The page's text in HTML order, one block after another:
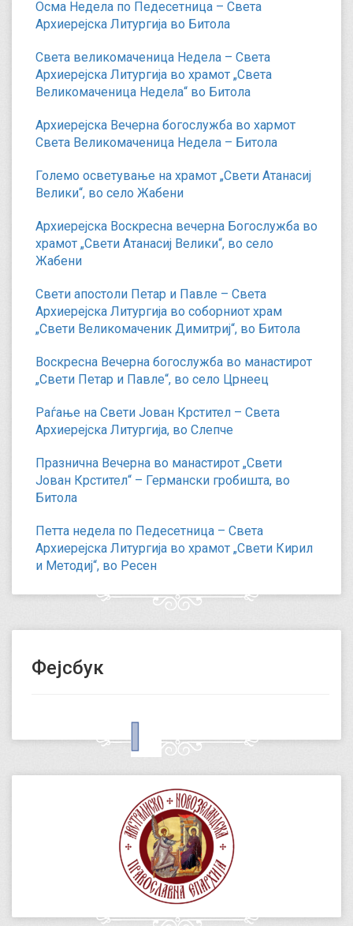
Осма Недела по Педесетница – Света
Архиерејска Литургија во Битола
Света великомаченица Недела – Света
Архиерејска Литургија во храмот „Света
Великомаченица Недела“ во Битола
Архиерејска Вечерна богослужба во хармот
Света Великомаченица Недела – Битола
Големо осветување на храмот „Свети Атанасиј
Велики“, во село Жабени
Архиерејска Воскресна вечерна Богослужба во
храмот „Свети Атанасиј Велики“, во село
Жабени
Свети апостоли Петар и Павле – Света
Архиерејска Литургија во соборниот храм
„Свети Великомаченик Димитриј“, во Битола
Воскресна Вечерна богослужба во манастирот
„Свети Петар и Павле“, во село Црнеец
Раѓање на Свети Јован Крстител – Света
Архиерејска Литургија, во Слепче
Празнична Вечерна во манастирот „Свети
Јован Крстител“ – Германски гробишта, во
Битола
Петта недела по Педесетница – Света
Архиерејска Литургија во храмот „Свети Кирил
и Методиј“, во Ресен
Фејсбук